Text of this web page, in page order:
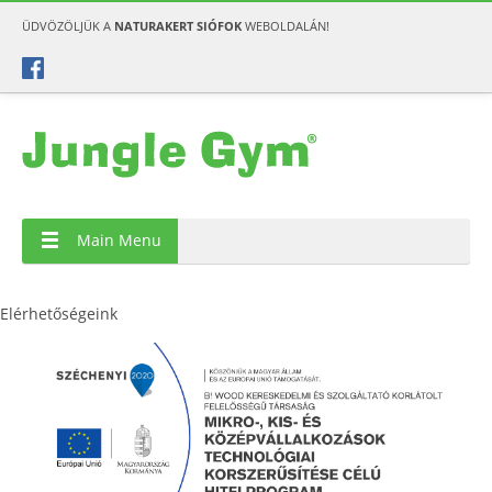
ÜDVÖZÖLJÜK A NATURAKERT SIÓFOK WEBOLDALÁN!
Main Menu
Elérhetőségeink